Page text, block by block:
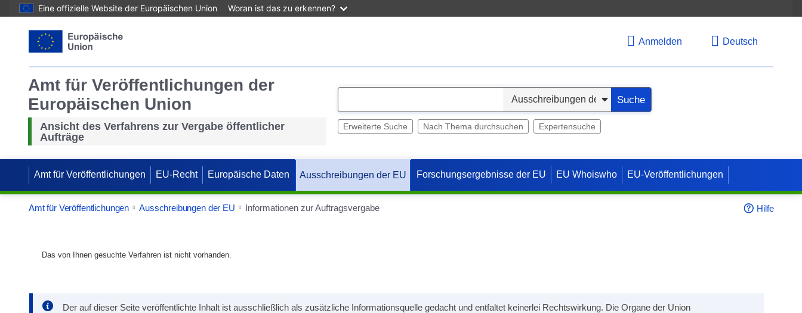
Eine offizielle Website der Europäischen Union Woran ist das zu erkennen?
Anmelden Deutsch
Amt für Veröffentlichungen der
Europäischen Union
Ansicht des Verfahrens zur Vergabe öffentlicher
Aufträge
e
t
Suche
Erweiterte Suche Nach Thema durchsuchen Expertensuche
Amt für Veröffentlichungen EU-Recht Europäische Daten Ausschreibungen der EU Forschungsergebnisse der EU EU Whoiswho EU-Veröffentlichungen
Amt für Veröffentlichungen Ausschreibungen der EU Informationen zur Auftragsvergabe Hilfe
Das von Ihnen gesuchte Verfahren ist nicht vorhanden.
Der auf dieser Seite veröffentlichte Inhalt ist ausschließlich als zusätzliche Informationsquelle gedacht und entfaltet keinerlei Rechtswirkung. Die Organe der Union